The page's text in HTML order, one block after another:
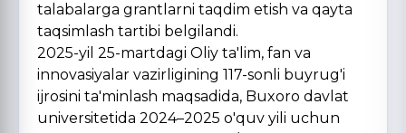
talabalarga grantlarni taqdim etish va qayta
taqsimlash tartibi belgilandi.
2025-yil 25-martdagi Oliy ta'lim, fan va
innovasiyalar vazirligining 117-sonli buyrug'i
ijrosini ta'minlash maqsadida, Buxoro davlat
universitetida 2024–2025 o'quv yili uchun